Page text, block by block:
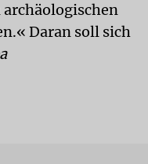
archäologischen
Daran soll sich